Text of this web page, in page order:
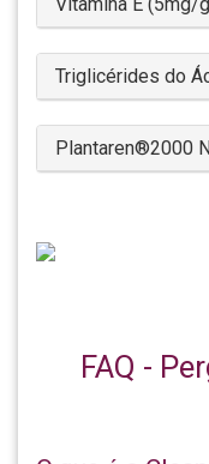
Triglicérides do
Plantaren®2000
FAQ -